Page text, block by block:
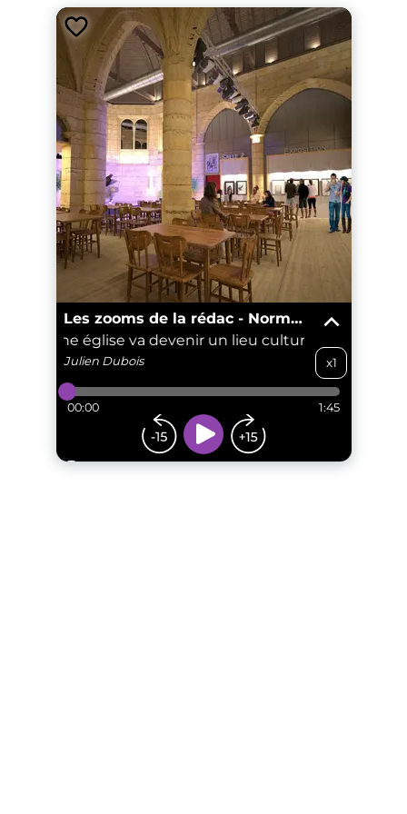
Les zooms de la rédac - Normandie
ancienne église va devenir un lieu culturel
Julien Dubois x1
00:00 1:45
...